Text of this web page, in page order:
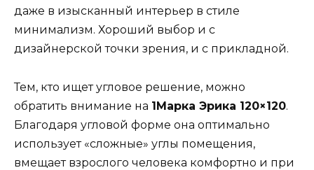
даже в изысканный интерьер в стиле
минимализм. Хороший выбор и с
дизайнерской точки зрения, и с прикладной.
Тем, кто ищет угловое решение, можно
обратить внимание на 1Марка Эрика 120×120.
Благодаря угловой форме она оптимально
использует «сложные» углы помещения,
вмещает взрослого человека комфортно и при